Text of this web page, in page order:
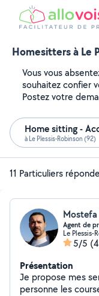
Homesitters à Le
Vous vous
souhaitez confier
Postez votre
Home sitting -
à Le Plessis-Robinson (92)
11 Particuliers
Agent de
Le Plessis-
5/5
Présentation
Je propose mes services
personne les courses